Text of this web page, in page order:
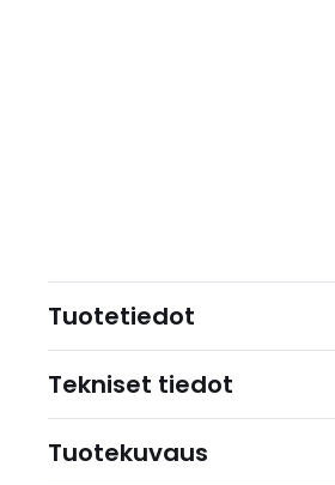
Tuotetiedot
Tekniset tiedot
Tuotekuvaus